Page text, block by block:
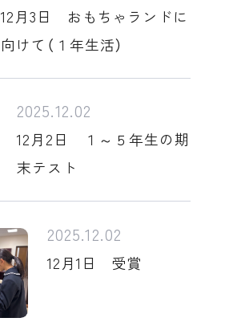
12月3日 おもちゃランドに
向けて（１年生活）
2025.12.02
12月2日 １～５年生の期
末テスト
2025.12.02
12月1日 受賞